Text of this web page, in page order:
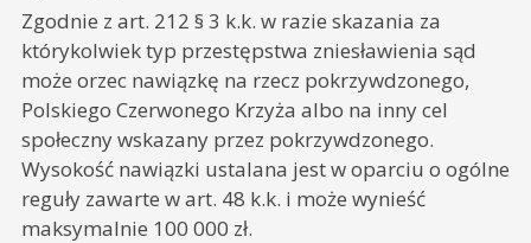
Zgodnie z art. 212 § 3 k.k. w razie skazania za
którykolwiek typ przestępstwa zniesławienia sąd
może orzec nawiązkę na rzecz pokrzywdzonego,
Polskiego Czerwonego Krzyża albo na inny cel
społeczny wskazany przez pokrzywdzonego.
Wysokość nawiązki ustalana jest w oparciu o ogólne
reguły zawarte w art. 48 k.k. i może wynieść
maksymalnie 100 000 zł.